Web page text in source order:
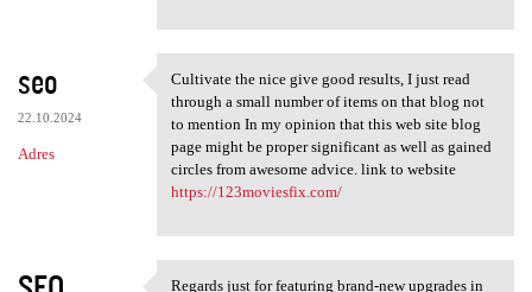
seo
22.10.2024
Adres
Cultivate the nice give good
Cultivate the nice give good results, I just read
through a small number of items on that blog not
to mention In my opinion that this web site blog
page might be proper significant as well as gained
circles from awesome advice. link to website
https://123moviesfix.com/
Regards just for featuring brand-new upgrades in